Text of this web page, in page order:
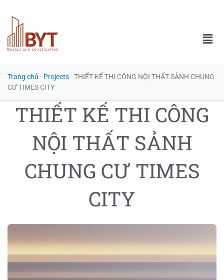
Trang chủ - Projects-THIẾT KẾ THI CÔNG NỘI THẤT SẢNH CHUNG
CƯ TIMES CITY
THIẾT KẾ THI CÔNG
NỘI THẤT SẢNH
CHUNG CƯ TIMES
CITY